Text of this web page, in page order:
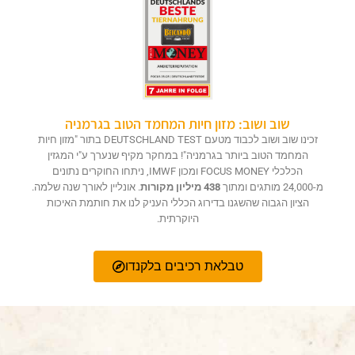
שוב ושוב: מזון חיות המחמד הטוב בגרמניה
זכינו שוב ושוב לכבוד מטעם DEUTSCHLAND TEST בתור "מזון חיות
המחמד הטוב ביותר בגרמניה"! במחקר מקיף שנערך ע"י המגזין
הכלכלי FOCUS MONEY ומכון IMWF, ניתחו החוקרים נתונים
מ-24,000 מותגים ומתוך
438 מיליון מקורות
. אונליין לאורך שנה שלמה.
הציון הגבוה שהשגנו בדירוג הכללי העניק לנו את חותמת האיכות
היוקרתית.
טבלאת רכיבים בלקנדו